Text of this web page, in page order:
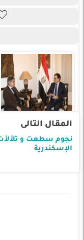
المقال التالى
نجوم سطعت و
الإسكندرية